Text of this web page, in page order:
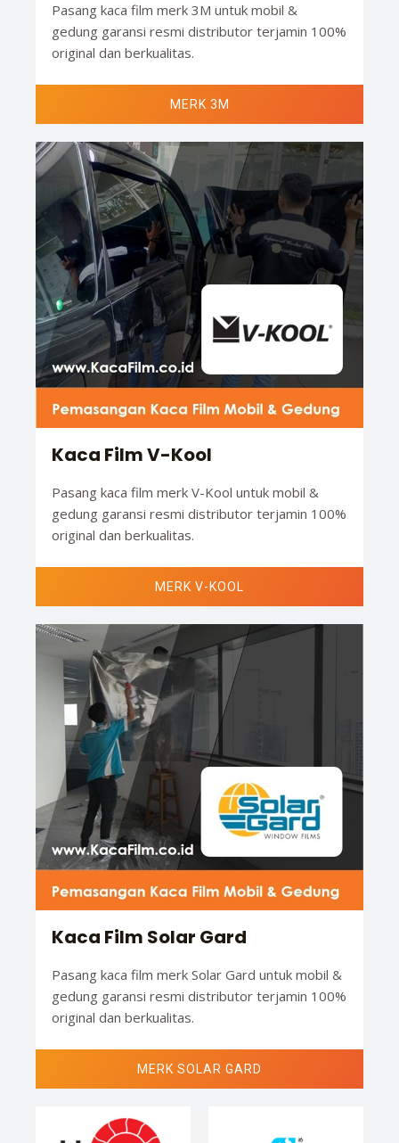
Pasang kaca film merk 3M untuk mobil &
gedung garansi resmi distributor terjamin 100%
original dan berkualitas.
MERK 3M
Kaca Film V-Kool
Pasang kaca film merk V-Kool untuk mobil &
gedung garansi resmi distributor terjamin 100%
original dan berkualitas.
MERK V-KOOL
Kaca Film Solar Gard
Pasang kaca film merk Solar Gard untuk mobil &
gedung garansi resmi distributor terjamin 100%
original dan berkualitas.
MERK SOLAR GARD